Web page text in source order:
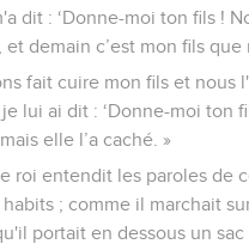
dit : ‘Donne-moi ton fils !
demain c’est mon fils que
fait cuire mon fils et nous
lui ai dit : ‘Donne-moi ton
elle l’a caché. »
roi entendit les paroles de
habits ; comme il marchait
portait en dessous un sac